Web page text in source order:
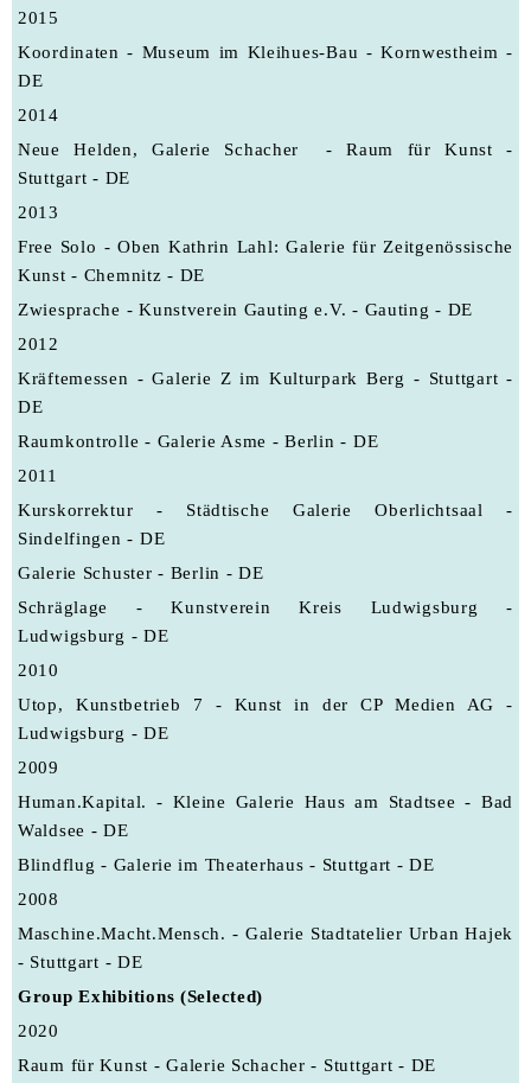
2015
Koordinaten - Museum im Kleihues-Bau - Kornwestheim -
DE
2014
Neue Helden, Galerie Schacher - Raum für Kunst -
Stuttgart - DE
2013
Free Solo - Oben Kathrin Lahl: Galerie für Zeitgenössische
Kunst - Chemnitz - DE
Zwiesprache - Kunstverein Gauting e.V. - Gauting - DE
2012
Kräftemessen - Galerie Z im Kulturpark Berg - Stuttgart -
DE
Raumkontrolle - Galerie Asme - Berlin - DE
2011
Kurskorrektur - Städtische Galerie Oberlichtsaal -
Sindelfingen - DE
Galerie Schuster - Berlin - DE
Schräglage - Kunstverein Kreis Ludwigsburg -
Ludwigsburg - DE
2010
Utop, Kunstbetrieb 7 - Kunst in der CP Medien AG -
Ludwigsburg - DE
2009
Human.Kapital. - Kleine Galerie Haus am Stadtsee - Bad
Waldsee - DE
Blindflug - Galerie im Theaterhaus - Stuttgart - DE
2008
Maschine.Macht.Mensch. - Galerie Stadtatelier Urban Hajek
- Stuttgart - DE
Group Exhibitions (Selected)
2020
Raum für Kunst - Galerie Schacher - Stuttgart - DE